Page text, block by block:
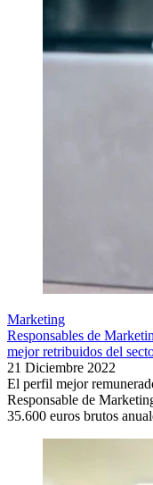
Marketing
Responsables de
mejor retribuidos del
21 Diciembre 2022
El perfil mejor
Responsable de
35.600 euros brutos